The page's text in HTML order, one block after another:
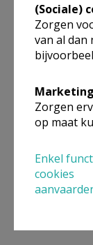
Niet
links
Kerken
(Sociale)
Zorgen
van al dan
Zorgen
op maat
Enkel
cookies